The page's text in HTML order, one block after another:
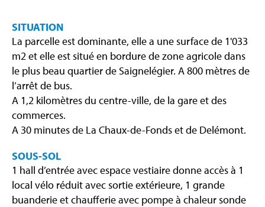
SITUATION
La parcelle est dominante, elle a une surface de 1'033
m2 et elle est situé en bordure de zone agricole dans
le plus beau quartier de Saignelégier. A 800 mètres de
l’arrêt de bus.
A 1,2 kilomètres du centre-ville, de la gare et des
commerces.
A 30 minutes de La Chaux-de-Fonds et de Delémont.
SOUS-SOL
1 hall d’entrée avec espace vestiaire donne accès à 1
local vélo réduit avec sortie extérieure, 1 grande
buanderie et chaufferie avec pompe à chaleur sonde